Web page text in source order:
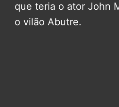
que teria o ator John
o vilão Abutre.